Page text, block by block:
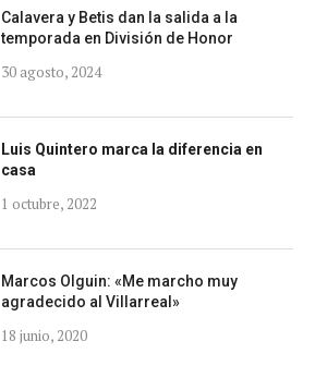
Calavera y Betis dan la salida a la
temporada en División de Honor
30 agosto, 2024
Luis Quintero marca la diferencia en
casa
1 octubre, 2022
Marcos Olguin: «Me marcho muy
agradecido al Villarreal»
18 junio, 2020